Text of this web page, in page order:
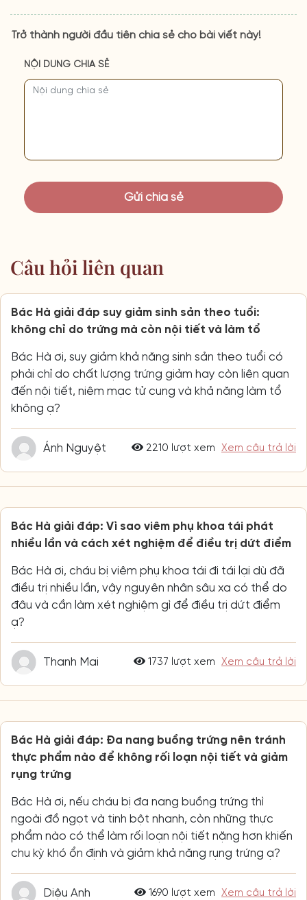
Trở thành người đầu tiên chia sẻ cho bài viết này!
NỘI DUNG CHIA SẺ
Câu hỏi liên quan
Bác Hà giải đáp suy giảm sinh sản theo tuổi:
không chỉ do trứng mà còn nội tiết và làm tổ
Bác Hà ơi, suy giảm khả năng sinh sản theo tuổi có
phải chỉ do chất lượng trứng giảm hay còn liên quan
đến nội tiết, niêm mạc tử cung và khả năng làm tổ
không ạ?
Ánh Nguyệt 2210 lượt xem Xem câu trả lời
Bác Hà giải đáp: Vì sao viêm phụ khoa tái phát
nhiều lần và cách xét nghiệm để điều trị dứt điểm
Bác Hà ơi, cháu bị viêm phụ khoa tái đi tái lại dù đã
điều trị nhiều lần, vậy nguyên nhân sâu xa có thể do
đâu và cần làm xét nghiệm gì để điều trị dứt điểm
ạ?
Thanh Mai 1737 lượt xem Xem câu trả lời
Bác Hà giải đáp: Đa nang buồng trứng nên tránh
thực phẩm nào để không rối loạn nội tiết và giảm
rụng trứng
Bác Hà ơi, nếu cháu bị đa nang buồng trứng thì
ngoài đồ ngọt và tinh bột nhanh, còn những thực
phẩm nào có thể làm rối loạn nội tiết nặng hơn khiến
chu kỳ khó ổn định và giảm khả năng rụng trứng ạ?
Diệu Anh 1690 lượt xem Xem câu trả lời